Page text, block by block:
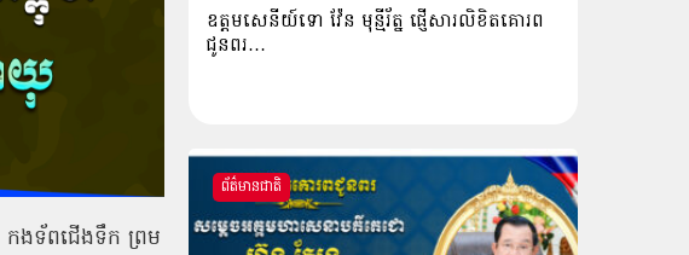
កងទ័ពជើងទឹក ព្រម
ឧត្តមសេនីយ៍ទោ វ៉ែន មុន្មីរ័ត្ន ផ្ញើសារលិខិតគោរព
ជូនពរ…
ព័ត៌មានជាតិ